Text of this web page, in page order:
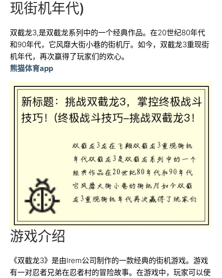
现街机年代)
双截龙3,是双截龙系列中的一个经典作品。在20世纪80年代
和90年代，它风靡大街小巷的街机厅。如今，双截龙3重现街
机年代，再次赢得了玩家们的欢心。
熊猫体育app
游戏介绍
《双截龙3》是由Irem公司制作的一款经典的街机游戏。游戏
有一对忍者兄弟在忍者村的冒险故事。在游戏中，玩家可以使